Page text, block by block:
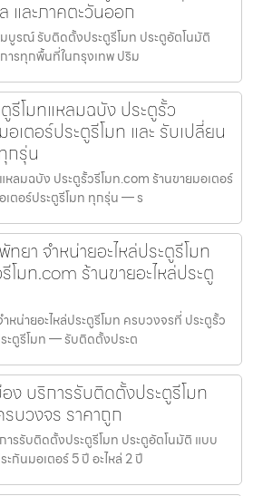
และภาคตะวันออก
บูรณ์ รับติดตั้งประตูรีโมท ประตูอัตโนมัติ
ารทุกพื้นที่ในกรุงเทพ ปริม
รีโมทแหลมฉบัง ประตูรั้ว
เตอร์ประตูรีโมท และ รับเปลี่ยน
กรุ่น
หลมฉบัง ประตูรั้วรีโมท.com ร้านขายมอเตอร์
เตอร์ประตูรีโมท ทุกรุ่น — ร
ยา จำหน่ายอะไหล่ประตูรีโมท
มท.com ร้านขายอะไหล่ประตู
น่ายอะไหล่ประตูรีโมท ครบวงจรที่ ประตูรั้ว
ะตูรีโมท — รับติดตั้งประต
ง บริการรับติดตั้งประตูรีโมท
บวงจร ราคาถูก
ารรับติดตั้งประตูรีโมท ประตูอัตโนมัติ แบบ
กันมอเตอร์ 5 ปี อะไหล่ 2 ปี